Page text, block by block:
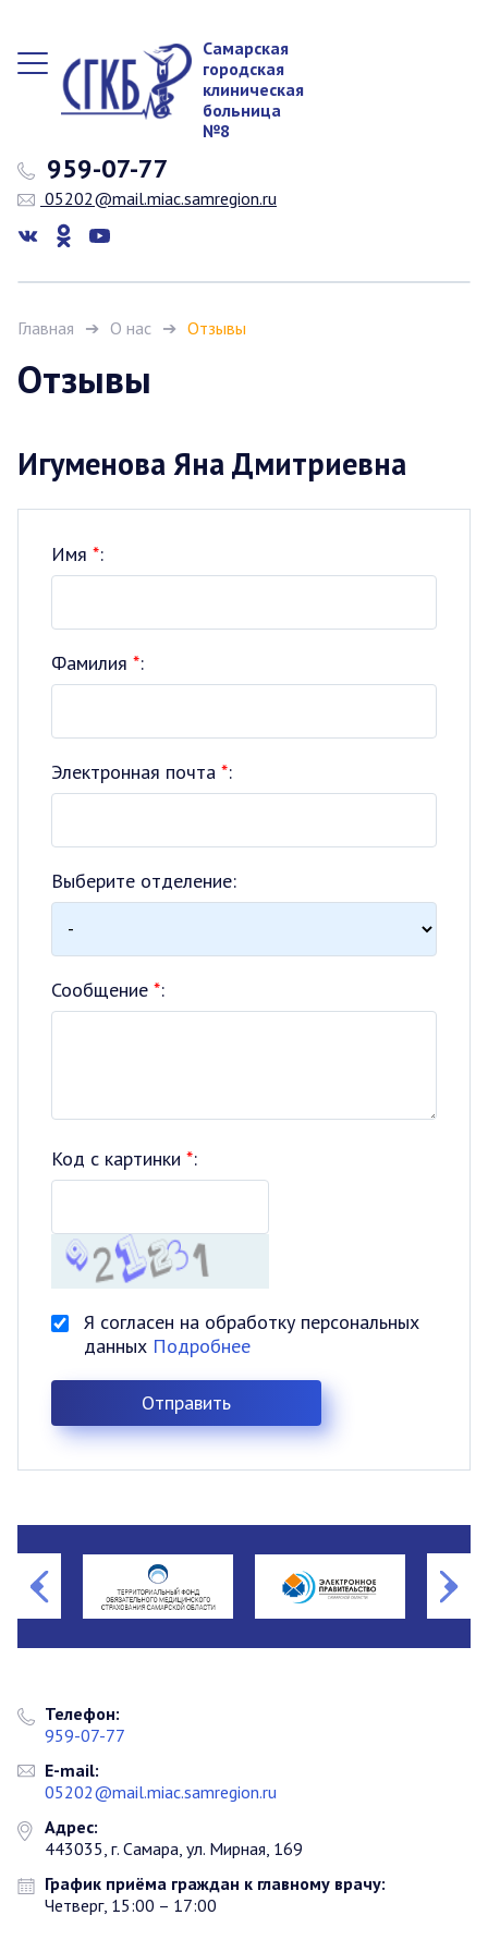
Самарская
городская
клиническая
больница
№8
959-07-77
05202@mail.miac.samregion.ru
Главная О нас Отзывы
Отзывы
Игуменова Яна Дмитриевна
Имя *:
Фамилия *:
Электронная почта *:
Выберите отделение:
Сообщение *:
Код с картинки *:
Я согласен на обработку персональных
данных Подробнее
Телефон:
959-07-77
E-mail:
05202@mail.miac.samregion.ru
Адрес:
443035, г. Самара, ул. Мирная, 169
График приёма граждан к главному врачу:
Четверг, 15:00 – 17:00